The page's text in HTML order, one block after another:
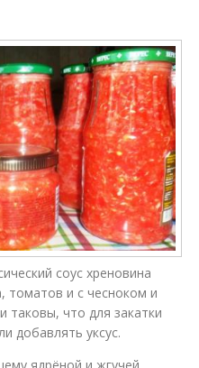
соус хреновина
томатов и с чесноком и
таковы, что для закатки
добавлять уксус.